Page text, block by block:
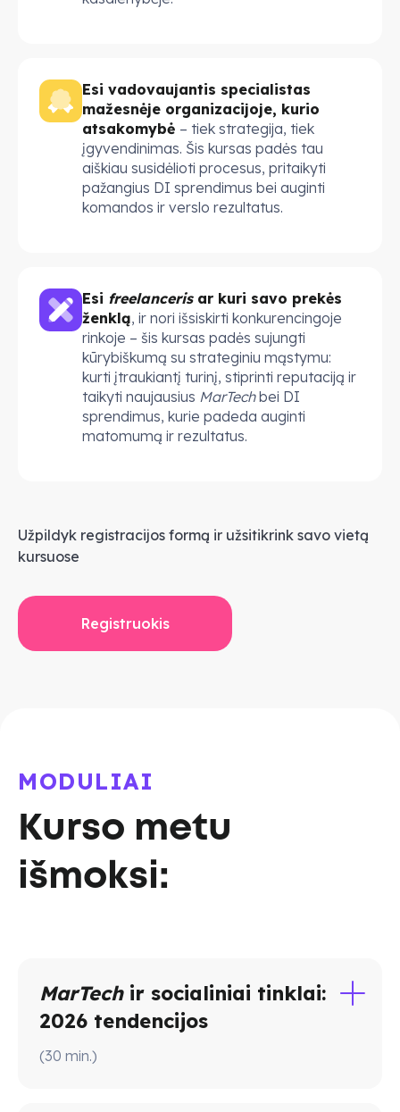
Esi vadovaujantis specialistas
mažesnėje organizacijoje, kurio
atsakomybė – tiek strategija, tiek
įgyvendinimas. Šis kursas padės tau
aiškiau susidėlioti procesus, pritaikyti
pažangius DI sprendimus bei auginti
komandos ir verslo rezultatus.
Esi freelancerisar kuri savo prekės
ženklą, ir nori išsiskirti konkurencingoje
rinkoje – šis kursas padės sujungti
kūrybiškumą su strateginiu mąstymu:
kurti įtraukiantį turinį, stiprinti reputaciją ir
taikyti naujausius MarTechbei DI
sprendimus, kurie padeda auginti
matomumą ir rezultatus.
Užpildyk registracijos formą ir užsitikrink savo vietą
kursuose
Registruokis
MODULIAI
Kurso metu
išmoksi:
MarTechir socialiniai tinklai:
2026 tendencijos
(30 min.)